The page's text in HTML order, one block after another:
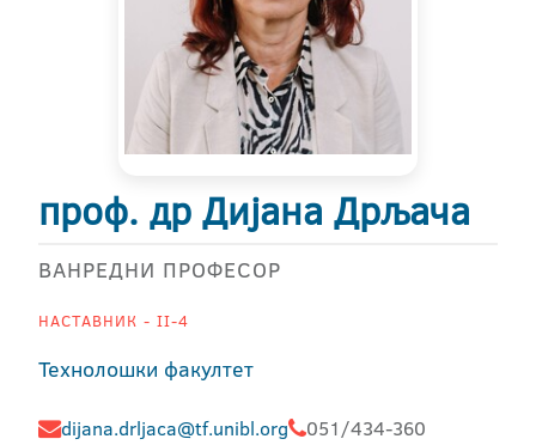
проф. др Дијана Дрљача
ВАНРЕДНИ ПРОФЕСОР
НАСТАВНИК - II-4
Технолошки факултет
dijana.drljaca@tf.unibl.org 051/434-360